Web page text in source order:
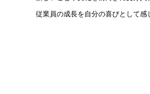
従業員の成長を自分の喜びとして